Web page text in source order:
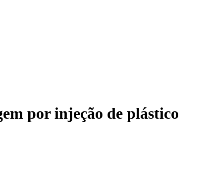
por injeção de plástico